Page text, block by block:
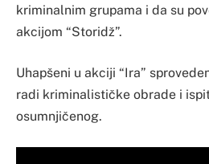
kriminalnim grupama i da su
akcijom “Storidž”.
Uhapšeni u akciji “Ira”
radi kriminalističke obrade i
osumnjičenog.